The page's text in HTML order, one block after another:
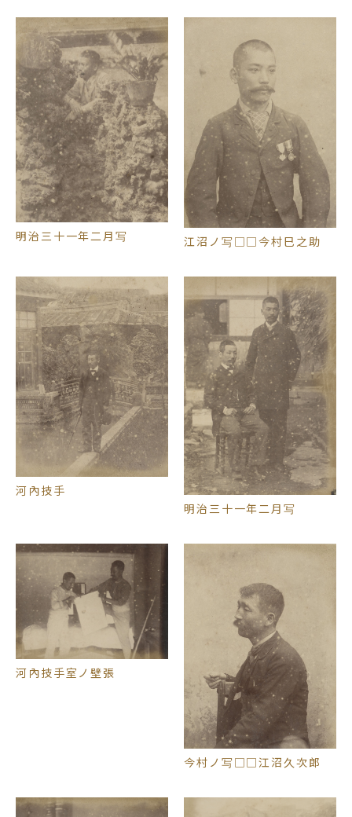
明治三十一年二月写 江沼ノ写□□今村巳之助
河內技手
明治三十一年二月写
河內技手室ノ壁張
今村ノ写□□江沼久次郎